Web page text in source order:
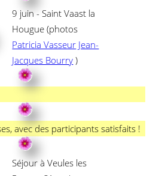
9 juin - Saint Vaast la
Hougue (photos
Patricia Vasseur Jean-
Jacques Bourry )
avec des participants satisfaits !
Séjour à Veules les